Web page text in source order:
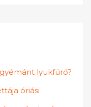
lyukfúró?
óriási